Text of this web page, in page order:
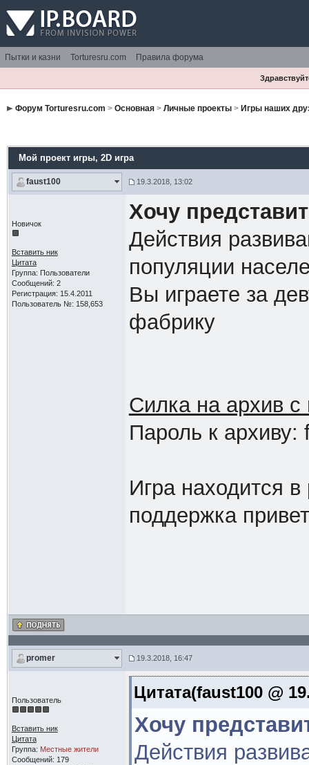
Пытки и казни Torturesru.com Правила форума
Форум Torturesru.com > Основная> Личные проекты> Игры наших
Мой проект игры, 2D игра
faust100 19.3.2018, 13:02
Новичок
Вставить ник
Цитата
Группа: Пользователи
Сообщений: 2
Регистрация: 15.4.2011
Пользователь №: 158,653
Хочу
Действия
популяции
Вы играете за
фабрику
Силка на архив с
Пароль к архиву:
Игра находится
поддержка
promer 19.3.2018, 16:47
Пользователь
Вставить ник
Цитата
Группа: Местные жители
Сообщений: 179
Цитата(faust100 @
Хочу
Действия